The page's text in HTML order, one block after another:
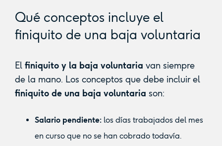
Qué conceptos incluye el
finiquito de una baja voluntaria
El finiquito y la baja voluntaria van siempre
de la mano. Los conceptos que debe incluir el
finiquito de una baja voluntaria son:
Salario pendiente:los días trabajados del mes
en curso que no se han cobrado todavía.